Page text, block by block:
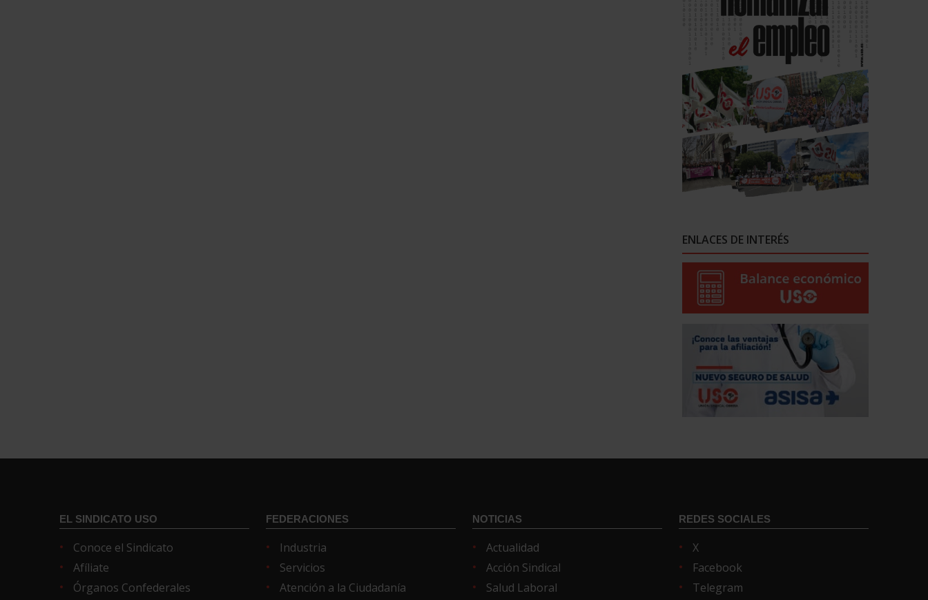
ENLACES DE INTERÉS
EL SINDICATO USO
Conoce el Sindicato
Afíliate
Órganos Confederales
FEDERACIONES
Industria
Servicios
Atención a la Ciudadanía
NOTICIAS
Actualidad
Acción Sindical
Salud Laboral
REDES SOCIALES
X
Facebook
Telegram